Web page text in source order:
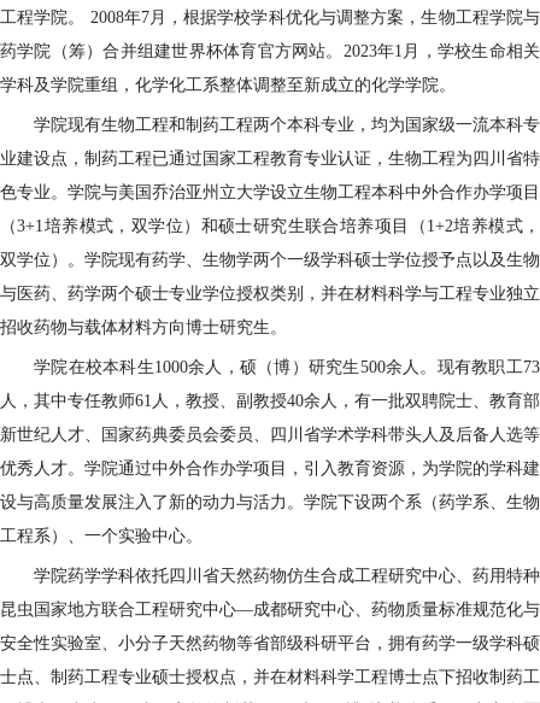
工程学院。 2008年7月，根据学校学科优化与调整方案，生物工程学院与
药学院（筹）合并组建世界杯体育官方网站。2023年1月，学校生命相关
学科及学院重组，化学化工系整体调整至新成立的化学学院。
学院现有生物工程和制药工程两个本科专业，均为国家级一流本科专
业建设点，制药工程已通过国家工程教育专业认证，生物工程为四川省特
色专业。学院与美国乔治亚州立大学设立生物工程本科中外合作办学项目
（3+1培养模式，双学位）和硕士研究生联合培养项目（ 1+2培养模式，
双学位）。学院现有药学、生物学两个一级学科硕士学位授予点以及生物
与医药、药学两个硕士专业学位授权类别，并在材料科学与工程专业独立
招收药物与载体材料方向博士研究生。
学院在校本科生1000余人，硕（博）研究生500余人。现有教职工73
人，其中专任教师61人，教授、副教授40余人，有一批双聘院士、教育部
新世纪人才、国家药典委员会委员、四川省学术学科带头人及后备人选等
优秀人才。学院通过中外合作办学项目，引入教育资源，为学院的学科建
设与高质量发展注入了新的动力与活力。学院下设两个系（药学系、生物
工程系）、一个实验中心。
学院药学学科依托四川省天然药物仿生合成工程研究中心、药用特种
昆虫国家地方联合工程研究中心—成都研究中心、药物质量标准规范化与
安全性实验室、小分子天然药物等省部级科研平台，拥有药学一级学科硕
士点、制药工程专业硕士授权点，并在材料科学工程博士点下招收制药工